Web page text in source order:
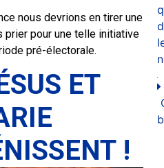
nous devrions en tirer une
prier pour une telle initiative
pré-électorale.
ET
!